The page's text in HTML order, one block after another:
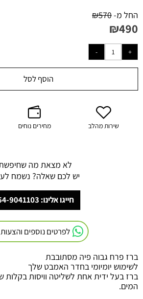
החל מ-
₪570
₪490
הוסף לסל
שירות מהלב מחירים נוחים
לא מצאת מה
יש לכם שאלה? נשמח
חייגו אלינו: 054-9041103
לפרטים נוספים
ברז פרח גבוה פיה מסתובבת
לשימוש יומיומי בחדר האמבט שלך
ברז בעל ידית אחת לשליטה וויסות
המים.